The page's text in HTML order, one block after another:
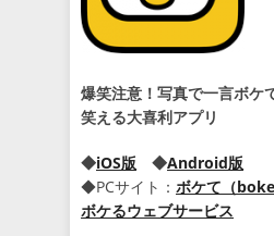
爆笑注意！写真で一言ボ
笑える大喜利アプリ
◆iOS版 ◆Android版
◆PCサイト： ボケて（
ボケるウェブサービス